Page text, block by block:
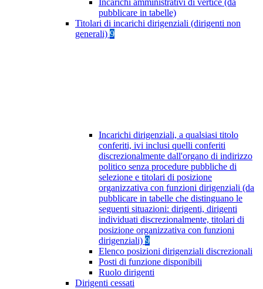
Incarichi amministrativi di vertice (da
pubblicare in tabelle)
Titolari di incarichi dirigenziali (dirigenti non
generali) 9
Incarichi dirigenziali, a qualsiasi titolo
conferiti, ivi inclusi quelli conferiti
discrezionalmente dall'organo di indirizzo
politico senza procedure pubbliche di
selezione e titolari di posizione
organizzativa con funzioni dirigenziali (da
pubblicare in tabelle che distinguano le
seguenti situazioni: dirigenti, dirigenti
individuati discrezionalmente, titolari di
posizione organizzativa con funzioni
dirigenziali) 9
Elenco posizioni dirigenziali discrezionali
Posti di funzione disponibili
Ruolo dirigenti
Dirigenti cessati